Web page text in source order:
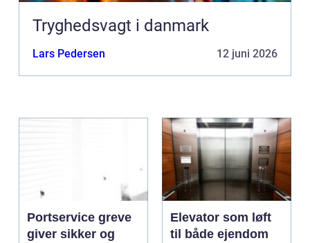
Tryghedsvagt i danmark
Lars Pedersen 12 juni 2026
Portservice greve
giver sikker og
Elevator som løft
til både ejendom